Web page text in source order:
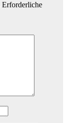
Erforderliche